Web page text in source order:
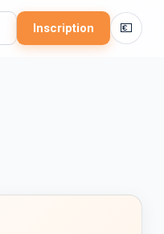
Inscription 💶